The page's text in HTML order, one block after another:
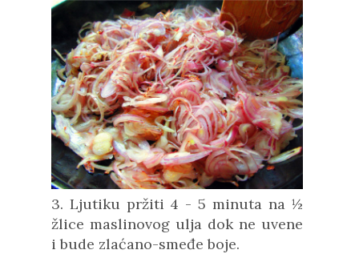
3. Ljutiku pržiti 4 - 5 minuta na ½
žlice maslinovog ulja dok ne uvene
i bude zlaćano-smeđe boje.